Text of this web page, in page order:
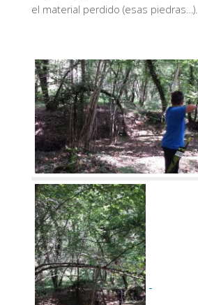
el material perdido (esas piedras…).